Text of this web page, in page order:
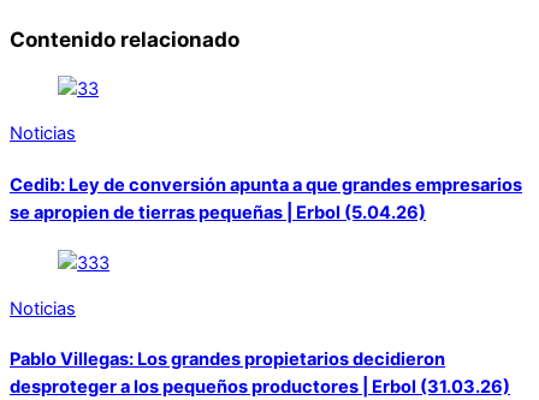
Contenido relacionado
Noticias
Cedib: Ley de conversión apunta a que grandes empresarios
se apropien de tierras pequeñas | Erbol (5.04.26)
Noticias
Pablo Villegas: Los grandes propietarios decidieron
desproteger a los pequeños productores | Erbol (31.03.26)